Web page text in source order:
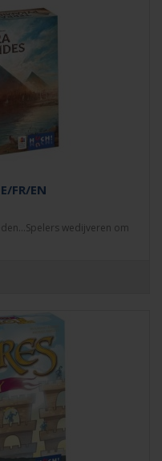
FR/EN
wedijveren om